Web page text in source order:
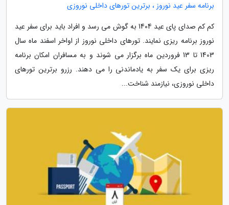
برنامه سفر عید نوروز ، برترین تورهای داخلی نوروزی
کم کم صدای پای عید 1404 به گوش می رسد و افراد باید برای سفر عید
نوروز برنامه ریزی نمایند. تورهای داخلی نوروز از اواخر اسفند ماه سال
1403 تا 13 فروردین ماه برگزار می شوند و به مسافران امکان برنامه
ریزی برای یک سفر به یادماندنی را می دهند. رزرو برترین تورهای
داخلی نوروزی، نیازمند شناخت...